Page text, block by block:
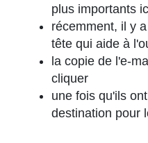
plus importants
récemment, il y
tête qui aide à
la copie de l'e-
cliquer
une fois qu'ils
destination pour